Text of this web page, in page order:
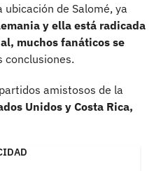
de Salomé, ya
y ella está radicada
muchos fanáticos se
conclusiones.
amistosos de la
Unidos y Costa Rica,